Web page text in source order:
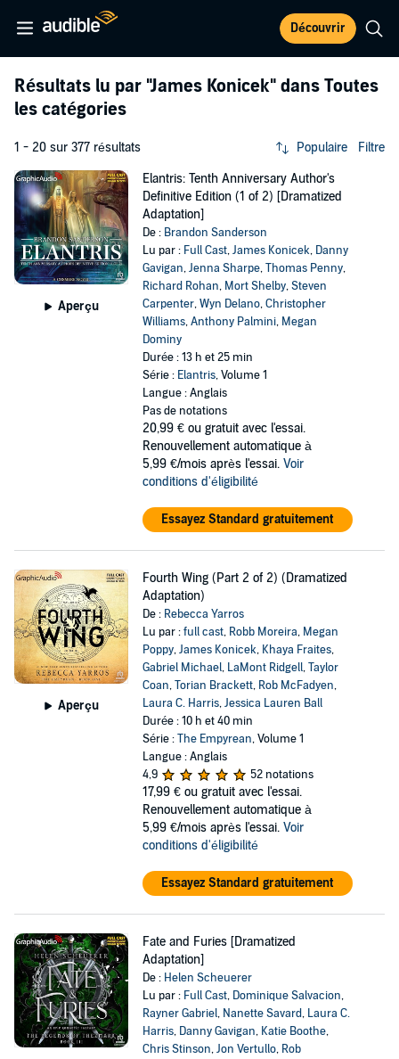
Découvrir
Résultats lu par "James Konicek" dans Toutes
les catégories
1 - 20 sur 377 résultats Populaire Filtre
Aperçu
Elantris: Tenth Anniversary Author's
Definitive Edition (1 of 2) [Dramatized
Adaptation]
De : Brandon Sanderson
Lu par : Full Cast,James Konicek, Danny
Gavigan,Jenna Sharpe,Thomas Penny,
Richard Rohan, Mort Shelby,Steven
Carpenter,Wyn Delano,Christopher
Williams,Anthony Palmini, Megan
Dominy
Durée : 13 h et 25 min
Série : Elantris, Volume 1
Langue : Anglais
Pas de notations
20,99 € ou gratuit avec l'essai.
Renouvellement automatique à
5,99 €/mois après l'essai. Voir
conditions d'éligibilité
Essayez Standard gratuitement
Aperçu
Fourth Wing (Part 2 of 2) (Dramatized
Adaptation)
De : Rebecca Yarros
Lu par :full cast, Robb Moreira, Megan
Poppy,James Konicek, Khaya Fraites,
Gabriel Michael, LaMont Ridgell,Taylor
Coan,Torian Brackett, Rob McFadyen,
Laura C. Harris,Jessica Lauren Ball
Durée : 10 h et 40 min
Série :The Empyrean, Volume 1
Langue : Anglais
4,9
52 notations
17,99 € ou gratuit avec l'essai.
Renouvellement automatique à
5,99 €/mois après l'essai. Voir
conditions d'éligibilité
Essayez Standard gratuitement
Fate and Furies [Dramatized
Adaptation]
De : Helen Scheuerer
Lu par : Full Cast, Dominique Salvacion,
Rayner Gabriel, Nanette Savard, Laura C.
Harris, Danny Gavigan, Katie Boothe,
Chris Stinson,Jon Vertullo, Rob